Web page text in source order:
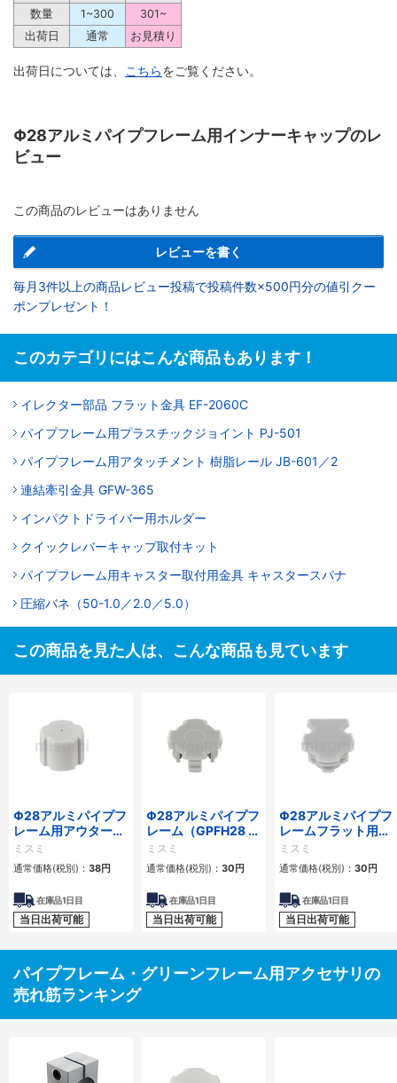
数量
1~300
301~
出荷日
通常 お見積り
出荷日については、 こちらをご覧ください。
Φ28アルミパイプフレーム用インナーキャップのレ
ビュー
この商品のレビューはありません
レビューを書く
毎月3件以上の商品レビュー投稿で投稿件数×500円分の値引クー
ポンプレゼント！
このカテゴリにはこんな商品もあります！
イレクター部品 フラット金具 EF-2060C
パイプフレーム用プラスチックジョイント PJ-501
パイプフレーム用アタッチメント 樹脂レール JB-601／2
連結牽引金具 GFW-365
インパクトドライバー用ホルダー
クイックレバーキャップ取付キット
パイプフレーム用キャスター取付用金具 キャスタースパナ
圧縮バネ（50-1.0／2.0／5.0）
この商品を見た人は、こんな商品も見ています
Φ28アルミパイプフ
レーム用アウターキ
ャップ
ミスミ
通常価格(税別)： 38円
在庫品1日目
当日出荷可能
Φ28アルミパイプフ
レーム（GPFH28 超
高強度タイプ）用イ
ンナーキャップ
ミスミ
通常価格(税別)： 30円
在庫品1日目
当日出荷可能
Φ28アルミパイプフ
レームフラット用キ
ャップ
ミスミ
通常価格(税別)： 30円
在庫品1日目
当日出荷可能
パイプフレーム・グリーンフレーム用アクセサリの
売れ筋ランキング